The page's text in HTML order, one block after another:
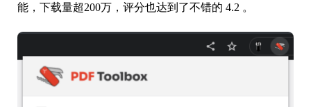
能，下载量超200万，评分也达到了不错的 4.2 。